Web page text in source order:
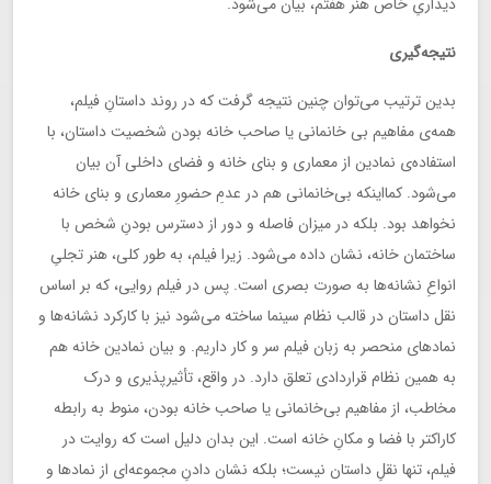
نتیجه‌گیری
بدین ترتیب می‌توان چنین نتیجه گرفت که در روند داستانِ فیلم،
همه‌ی مفاهیم بی خانمانی یا صاحب خانه بودن شخصیت داستان، با
استفاده‌ی نمادین از معماری و بنای خانه و فضای داخلی آن بیان
می‌شود. کمااینکه بی‌خانمانی هم در عدمِ حضورِ معماری و بنای خانه
نخواهد بود. بلکه در میزان فاصله و دور از دسترس بودنِ شخص با
ساختمان خانه، نشان داده می‌شود. زیرا فیلم، به طور کلی، هنر تجلیِ
انواعِ نشانه‌ها به صورت بصری است. پس در فیلم روایی، که بر اساس
نقل داستان در قالب نظام سینما ساخته می‌شود نیز با کارکرد نشانه‌ها و
نمادهای منحصر به زبان فیلم سر و کار داریم. و بیان نمادین خانه هم
به همین نظام قراردادی تعلق دارد. در واقع، تأثیرپذیری و درک
مخاطب، از مفاهیم بی‌خانمانی یا صاحب خانه بودن، منوط به رابطه‌
کاراکتر با فضا و مکانِ خانه است. این بدان دلیل است که روایت در
فیلم، تنها نقلِ داستان نیست؛ بلکه نشان دادنِ مجموعه‌ای از نمادها و